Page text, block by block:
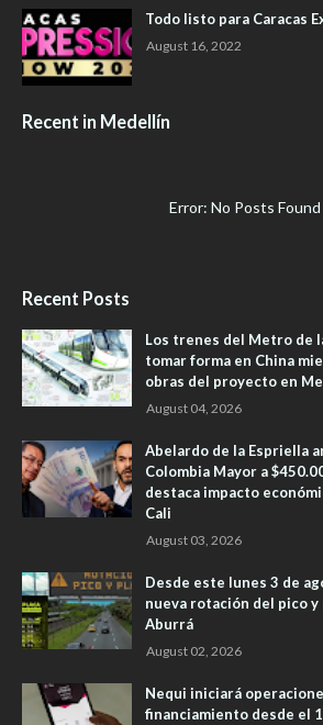
Todo listo para Caracas
August 16, 2022
Recent in Medellín
Error: No Posts Found
Recent Posts
Los trenes del Metro de
tomar forma en China
obras del proyecto en
August 04, 2026
Abelardo de la Espriella
Colombia Mayor a
destaca impacto
Cali
August 03, 2026
Desde este lunes 3 de
nueva rotación del pico y
Aburrá
August 02, 2026
Nequi iniciará
financiamiento desde el